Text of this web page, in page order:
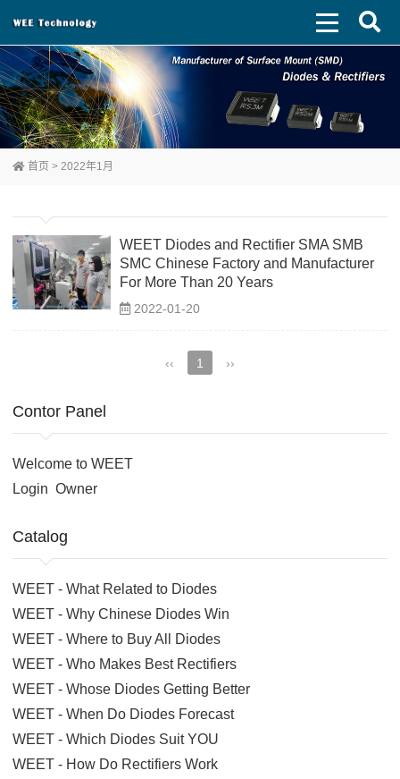
首页 > 2022年1月
WEET Diodes and Rectifier SMA SMB
SMC Chinese Factory and Manufacturer
For More Than 20 Years
2022-01-20
‹‹ 1 ››
Contor Panel
Welcome to WEET
Login Owner
Catalog
WEET - What Related to Diodes
WEET - Why Chinese Diodes Win
WEET - Where to Buy All Diodes
WEET - Who Makes Best Rectifiers
WEET - Whose Diodes Getting Better
WEET - When Do Diodes Forecast
WEET - Which Diodes Suit YOU
WEET - How Do Rectifiers Work